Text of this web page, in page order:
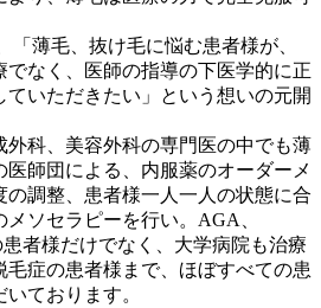
薄毛、抜け毛に悩む患者様が、
なく、医師の指導の下医学的に正
ていただきたい」という想いの元開
外科、美容外科の専門医の中でも薄
師団による、内服薬のオーダーメ
の調整、患者様一人一人の状態に合
ソセラピーを行い。AGA、
者様だけでなく、大学病院も治療
毛症の患者様まで、ほぼすべての患
ております。